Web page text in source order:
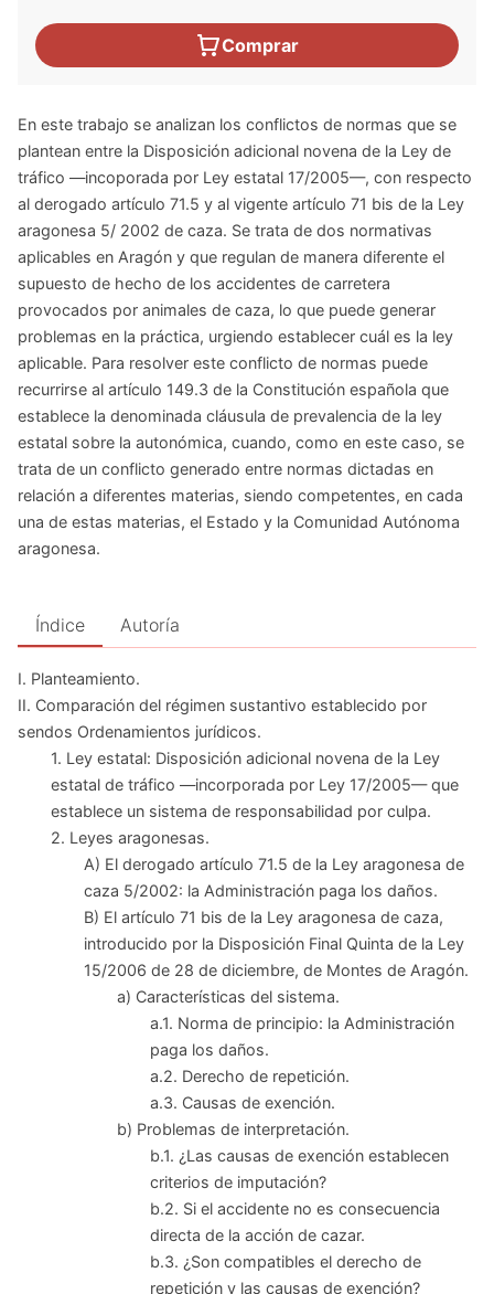
Comprar
En este trabajo se analizan los conflictos de normas que se
plantean entre la Disposición adicional novena de la Ley de
tráfico —incoporada por Ley estatal 17/2005—, con respecto
al derogado artículo 71.5 y al vigente artículo 71 bis de la Ley
aragonesa 5/ 2002 de caza. Se trata de dos normativas
aplicables en Aragón y que regulan de manera diferente el
supuesto de hecho de los accidentes de carretera
provocados por animales de caza, lo que puede generar
problemas en la práctica, urgiendo establecer cuál es la ley
aplicable. Para resolver este conflicto de normas puede
recurrirse al artículo 149.3 de la Constitución española que
establece la denominada cláusula de prevalencia de la ley
estatal sobre la autonómica, cuando, como en este caso, se
trata de un conflicto generado entre normas dictadas en
relación a diferentes materias, siendo competentes, en cada
una de estas materias, el Estado y la Comunidad Autónoma
aragonesa.
Índice Autoría
I. Planteamiento.
II. Comparación del régimen sustantivo establecido por
sendos Ordenamientos jurídicos.
1. Ley estatal: Disposición adicional novena de la Ley
estatal de tráfico —incorporada por Ley 17/2005— que
establece un sistema de responsabilidad por culpa.
2. Leyes aragonesas.
A) El derogado artículo 71.5 de la Ley aragonesa de
caza 5/2002: la Administración paga los daños.
B) El artículo 71 bis de la Ley aragonesa de caza,
introducido por la Disposición Final Quinta de la Ley
15/2006 de 28 de diciembre, de Montes de Aragón.
a) Características del sistema.
a.1. Norma de principio: la Administración
paga los daños.
a.2. Derecho de repetición.
a.3. Causas de exención.
b) Problemas de interpretación.
b.1. ¿Las causas de exención establecen
criterios de imputación?
b.2. Si el accidente no es consecuencia
directa de la acción de cazar.
b.3. ¿Son compatibles el derecho de
repetición y las causas de exención?